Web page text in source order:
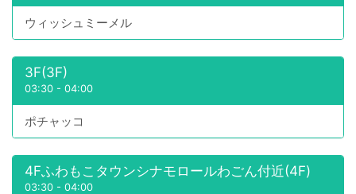
ウィッシュミーメル
3F(3F)
03:30 - 04:00
ポチャッコ
4Fふわもこタウンシナモロールわごん付近(4F)
03:30 - 04:00